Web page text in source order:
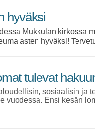
hyväksi
Mukkulan kirkossa
hyväksi!
tulevat
sosiaalisin ja
vuodessa. Ensi kesän